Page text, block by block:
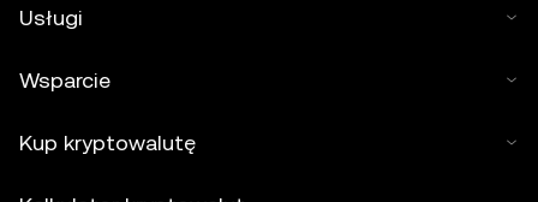
Usługi
Wsparcie
Kup kryptowalutę